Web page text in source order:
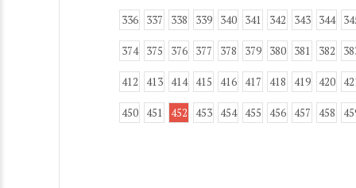
336 337 338 339 340 341 342 343 344
374 375 376 377 378 379 380 381 382
412 413 414 415 416 417 418 419 420
450 451 452 453 454 455 456 457 458